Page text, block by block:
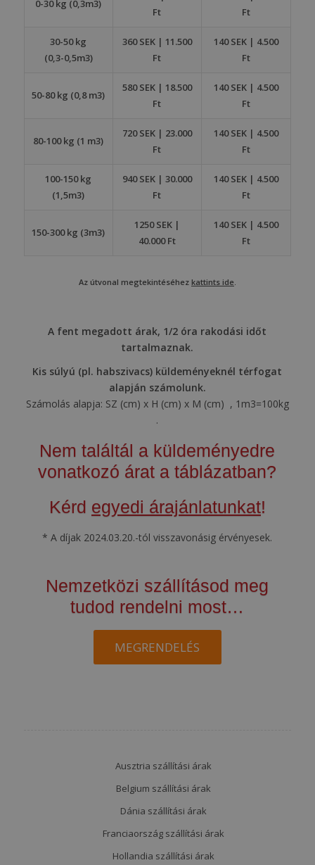
0-30 kg (0,3m3)
Ft
Ft
30-50 kg
(0,3-0,5m3)
360 SEK | 11.500
Ft
140 SEK | 4.500
Ft
50-80 kg (0,8 m3)
580 SEK | 18.500
Ft
140 SEK | 4.500
Ft
80-100 kg (1 m3)
720 SEK | 23.000
Ft
140 SEK | 4.500
Ft
100-150 kg
(1,5m3)
940 SEK | 30.000
Ft
140 SEK | 4.500
Ft
150-300 kg (3m3)
1250 SEK |
40.000 Ft
140 SEK | 4.500
Ft
Az útvonal megtekintéséhez kattints ide.
A fent megadott árak, 1/2 óra rakodási időt
tartalmaznak.
Kis súlyú (pl. habszivacs) küldeményeknél térfogat
alapján számolunk.
Számolás alapja: SZ (cm) x H (cm) x M (cm) , 1m3=100kg
.
Nem találtál a küldeményedre
vonatkozó árat a táblázatban?
Kérd egyedi árajánlatunkat!
* A díjak 2024.03.20.-tól visszavonásig érvényesek.
Nemzetközi szállításod meg
tudod rendelni most…
MEGRENDELÉS
Ausztria szállítási árak
Belgium szállítási árak
Dánia szállítási árak
Franciaország szállítási árak
Hollandia szállítási árak